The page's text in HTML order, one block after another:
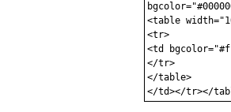
<table
<tr>
<td
</tr>
</table>